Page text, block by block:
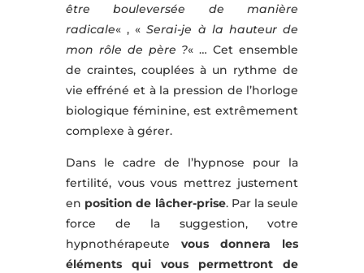
être bouleversée de manière
radicale« , «Serai-je à la hauteur de
mon rôle de père ?« … Cet ensemble
de craintes, couplées à un rythme de
vie effréné et à la pression de l’horloge
biologique féminine, est extrêmement
complexe à gérer.
Dans le cadre de l’hypnose pour la
fertilité, vous vous mettrez justement
en position de lâcher-prise. Par la seule
force de la suggestion, votre
hypnothérapeute vous donnera les
éléments qui vous permettront de